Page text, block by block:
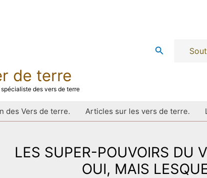
de terre
des vers de terre
Rechercher
des Vers de terre. Articles sur les vers de terre.
LES SUPER-POUVOIRS DU
OUI, MAIS